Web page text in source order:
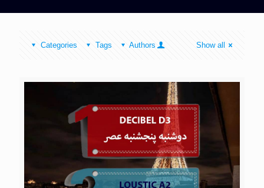
Categories Tags Authors Show all